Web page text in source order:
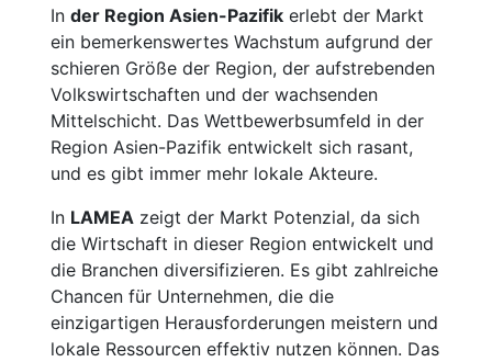
In der Region Asien-Pazifik erlebt der Markt
ein bemerkenswertes Wachstum aufgrund der
schieren Größe der Region, der aufstrebenden
Volkswirtschaften und der wachsenden
Mittelschicht. Das Wettbewerbsumfeld in der
Region Asien-Pazifik entwickelt sich rasant,
und es gibt immer mehr lokale Akteure.
In LAMEA zeigt der Markt Potenzial, da sich
die Wirtschaft in dieser Region entwickelt und
die Branchen diversifizieren. Es gibt zahlreiche
Chancen für Unternehmen, die die
einzigartigen Herausforderungen meistern und
lokale Ressourcen effektiv nutzen können. Das